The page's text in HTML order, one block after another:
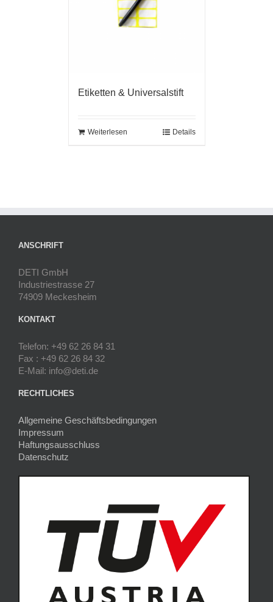
Etiketten & Universalstift
Weiterlesen Details
ANSCHRIFT
DETI GmbH
Industriestrasse 27
74909 Meckesheim
KONTAKT
Telefon: +49 62 26 84 31
Fax : +49 62 26 84 32
E-Mail: info@deti.de
RECHTLICHES
Allgemeine Geschäftsbedingungen
Impressum
Haftungsausschluss
Datenschutz